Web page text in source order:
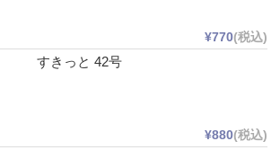
¥770(税込)
すきっと 42号
¥880(税込)